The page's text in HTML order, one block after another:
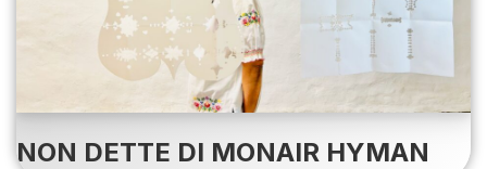
NON DETTE DI MONAIR HYMAN